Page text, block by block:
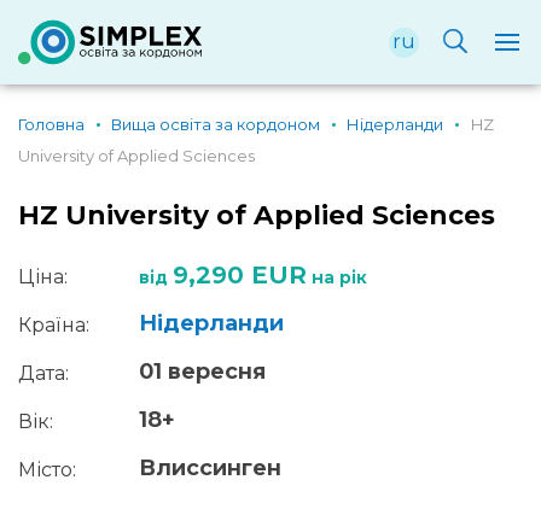
ru
Головна Вища освіта за кордоном Нідерланди
HZ
University of Applied Sciences
HZ University of Applied Sciences
Ціна: від 9,290 EUR на рік
Країна: Нідерланди
Дата: 01 вересня
Вік: 18+
Місто: Влиссинген